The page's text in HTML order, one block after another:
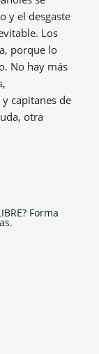
y el desgaste
Los
porque lo
No hay más
capitanes de
otra
Forma